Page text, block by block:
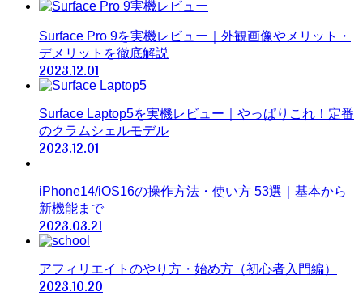
Surface Pro 9を実機レビュー｜外観画像やメリット・
デメリットを徹底解説
2023.12.01
Surface Laptop5を実機レビュー｜やっぱりこれ！定番
のクラムシェルモデル
2023.12.01
iPhone14/iOS16の操作方法・使い方 53選｜基本から
新機能まで
2023.03.21
アフィリエイトのやり方・始め方（初心者入門編）
2023.10.20